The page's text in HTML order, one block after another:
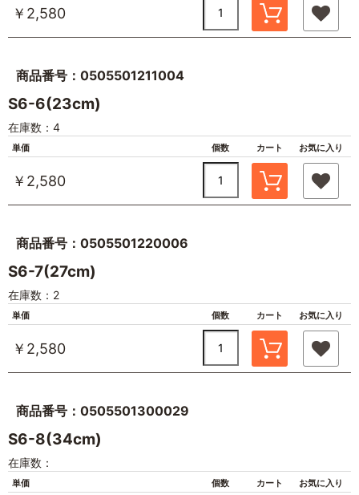
￥2,580
商品番号：0505501211004
S6-6(23cm)
在庫数：4
単価 個数 カート お気に入り
￥2,580
商品番号：0505501220006
S6-7(27cm)
在庫数：2
単価 個数 カート お気に入り
￥2,580
商品番号：0505501300029
S6-8(34cm)
在庫数：
単価 個数 カート お気に入り